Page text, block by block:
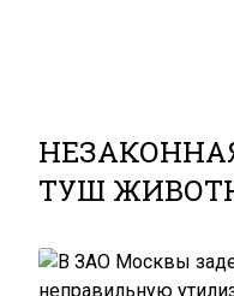
ТУШ